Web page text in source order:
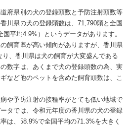
府県別の犬の登録頭数と予防注射頭数等
川県の犬の登録頭数は、71,790頭と全国
平均4.9%）というデータがあります。
飼育率が高い傾向がありますが、香川県
、香川県は犬の飼育が大変盛んである
数字は、あくまで犬の登録頭数の為、実
など他のペットを含めた飼育頭数は、こ
や予防注射の接種率がとても低い地域で
タでは、令和元年度の香川県の犬の登録
は、58.9%で全国平均の71.3%を大きく